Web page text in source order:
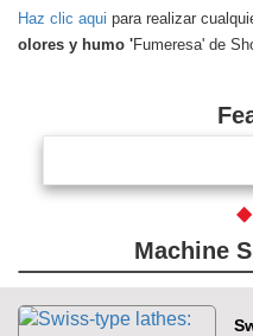
Haz clic aqui para realizar
olores y humo 'Fumeresa' de
Machine